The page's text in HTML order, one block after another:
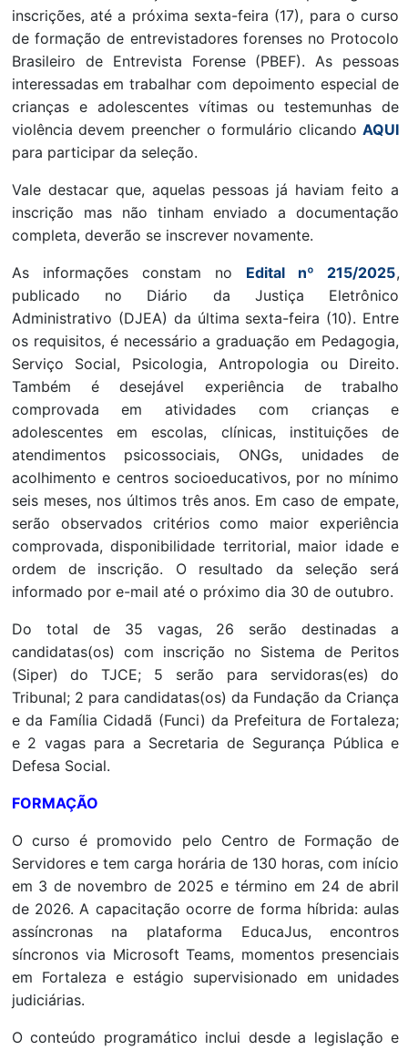
inscrições, até a próxima sexta-feira (17), para o curso
de formação de entrevistadores forenses no Protocolo
Brasileiro de Entrevista Forense (PBEF). As pessoas
interessadas em trabalhar com depoimento especial de
crianças e adolescentes vítimas ou testemunhas de
violência devem preencher o formulário clicandoAQUI
para participar da seleção.
Vale destacar que, aquelas pessoas já haviam feito a
inscrição mas não tinham enviado a documentação
completa, deverão se inscrever novamente.
As informações constam no Edital nº 215/2025,
publicado no Diário da Justiça Eletrônico
Administrativo (DJEA) da última sexta-feira (10). Entre
os requisitos, é necessário a graduação em Pedagogia,
Serviço Social, Psicologia, Antropologia ou Direito.
Também é desejável experiência de trabalho
comprovada em atividades com crianças e
adolescentes em escolas, clínicas, instituições de
atendimentos psicossociais, ONGs, unidades de
acolhimento e centros socioeducativos, por no mínimo
seis meses, nos últimos três anos. Em caso de empate,
serão observados critérios como maior experiência
comprovada, disponibilidade territorial, maior idade e
ordem de inscrição. O resultado da seleção será
informado por e-mail até o próximo dia 30 de outubro.
Do total de 35 vagas, 26 serão destinadas a
candidatas(os) com inscrição no Sistema de Peritos
(Siper) do TJCE; 5 serão para servidoras(es) do
Tribunal; 2 para candidatas(os) da Fundação da Criança
e da Família Cidadã (Funci) da Prefeitura de Fortaleza;
e 2 vagas para a Secretaria de Segurança Pública e
Defesa Social.
FORMAÇÃO
O curso é promovido pelo Centro de Formação de
Servidores e tem carga horária de 130 horas, com início
em 3 de novembro de 2025 e término em 24 de abril
de 2026. A capacitação ocorre de forma híbrida: aulas
assíncronas na plataforma EducaJus, encontros
síncronos via Microsoft Teams, momentos presenciais
em Fortaleza e estágio supervisionado em unidades
judiciárias.
O conteúdo programático inclui desde a legislação e